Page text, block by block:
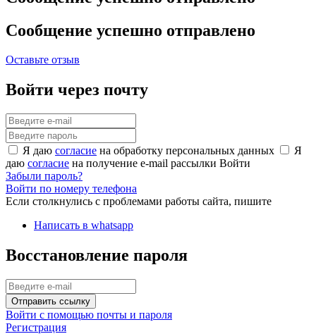
Сообщение успешно отправлено
Оставьте отзыв
Войти через почту
Я даю согласие на обработку персональных данных
Я
даю согласие на получение e-mail рассылки Войти
Забыли пароль?
Войти по номеру телефона
Если столкнулись с проблемами работы сайта, пишите
Написать в whatsapp
Восстановление пароля
Отправить ссылку
Войти с помощью почты и пароля
Регистрация